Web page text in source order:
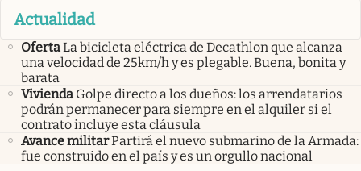
Actualidad
OfertaLa bicicleta eléctrica de Decathlon que alcanza
una velocidad de 25km/h y es plegable. Buena, bonita y
barata
Vivienda Golpe directo a los dueños: los arrendatarios
podrán permanecer para siempre en el alquiler si el
contrato incluye esta cláusula
Avance militarPartirá el nuevo submarino de la Armada:
fue construido en el país y es un orgullo nacional